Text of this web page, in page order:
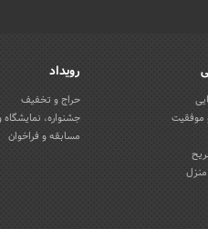
موفقیت
رویداد
حراج و تخفیف
جشنواره،
مسابقه و فراخوان